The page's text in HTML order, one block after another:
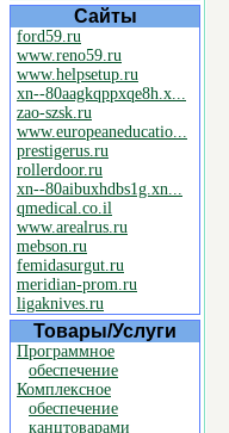
Сайты
ford59.ru
www.reno59.ru
www.helpsetup.ru
xn--80aagkqppxqe8h.x...
zao-szsk.ru
www.europeaneducatio...
prestigerus.ru
rollerdoor.ru
xn--80aibuxhdbs1g.xn...
qmedical.co.il
www.arealrus.ru
mebson.ru
femidasurgut.ru
meridian-prom.ru
ligaknives.ru
Товары/Услуги
Программное
обеспечение
Комплексное
обеспечение
канцтоварами